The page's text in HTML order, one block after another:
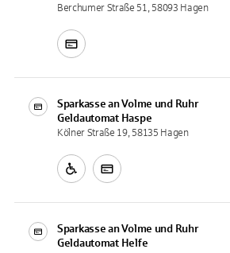
Berchumer Straße 51, 58093 Hagen
Sparkasse an Volme und Ruhr
Geldautomat Haspe
Kölner Straße 19, 58135 Hagen
Sparkasse an Volme und Ruhr
Geldautomat Helfe